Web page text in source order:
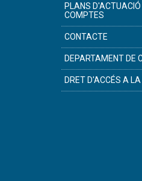
PLANS
COMPTES
CONTACTE
DEPARTAMENT DE
DRET D'ACCÉS A